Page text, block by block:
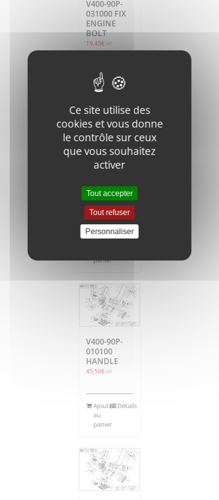
V400-90P-
031000 FIX
ENGINE
BOLT
19,45€ HT
Ajouter
au
Détails
M10x45-8.8-
DIN-1 BOLT
0,50€ HT
panier
V400-90P-
010100
HANDLE
45,50€ HT
Ajouter
au
panier
Détails
Ce site utilise des
cookies et vous donne
le contrôle sur ceux
que vous souhaitez
activer
Tout accepter
Tout refuser
Personnaliser